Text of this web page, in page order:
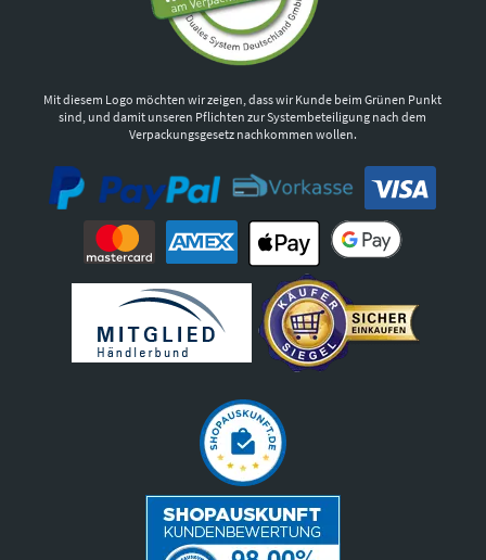
Mit diesem Logo möchten wir zeigen, dass wir Kunde beim Grünen Punkt
sind, und damit unseren Pflichten zur Systembeteiligung nach dem
Verpackungsgesetz nachkommen wollen.